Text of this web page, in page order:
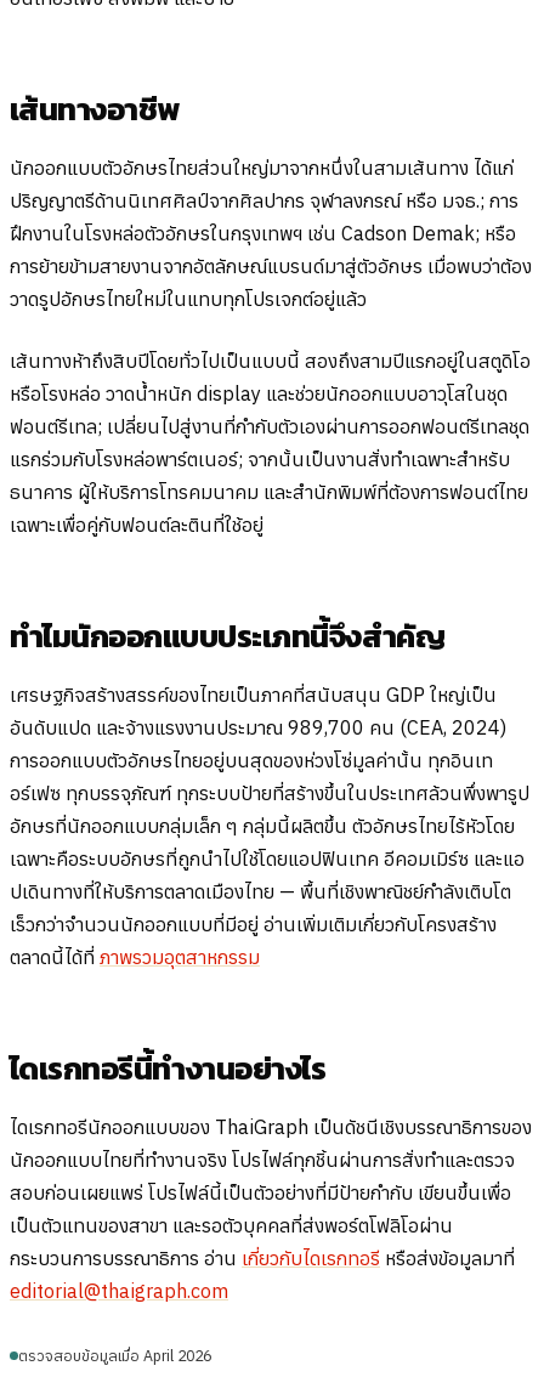
เส้นทางอาชีพ
นักออกแบบตัวอักษรไทยส่วนใหญ่มาจากหนึ่งในสามเส้นทาง ได้แก่
ปริญญาตรีด้านนิเทศศิลป์จากศิลปากร จุฬาลงกรณ์ หรือ มจธ.; การ
ฝึกงานในโรงหล่อตัวอักษรในกรุงเทพฯ เช่น Cadson Demak; หรือ
การย้ายข้ามสายงานจากอัตลักษณ์แบรนด์มาสู่ตัวอักษร เมื่อพบว่าต้อง
วาดรูปอักษรไทยใหม่ในแทบทุกโปรเจกต์อยู่แล้ว
เส้นทางห้าถึงสิบปีโดยทั่วไปเป็นแบบนี้ สองถึงสามปีแรกอยู่ในสตูดิโอ
หรือโรงหล่อ วาดน้ำหนัก display และช่วยนักออกแบบอาวุโสในชุด
ฟอนต์รีเทล; เปลี่ยนไปสู่งานที่กำกับตัวเองผ่านการออกฟอนต์รีเทลชุด
แรกร่วมกับโรงหล่อพาร์ตเนอร์; จากนั้นเป็นงานสั่งทำเฉพาะสำหรับ
ธนาคาร ผู้ให้บริการโทรคมนาคม และสำนักพิมพ์ที่ต้องการฟอนต์ไทย
เฉพาะเพื่อคู่กับฟอนต์ละตินที่ใช้อยู่
ทำไมนักออกแบบประเภทนี้จึงสำคัญ
เศรษฐกิจสร้างสรรค์ของไทยเป็นภาคที่สนับสนุน GDP ใหญ่เป็น
อันดับแปด และจ้างแรงงานประมาณ 989,700 คน (CEA, 2024)
การออกแบบตัวอักษรไทยอยู่บนสุดของห่วงโซ่มูลค่านั้น ทุกอินเท
อร์เฟซ ทุกบรรจุภัณฑ์ ทุกระบบป้ายที่สร้างขึ้นในประเทศล้วนพึ่งพารูป
อักษรที่นักออกแบบกลุ่มเล็ก ๆ กลุ่มนี้ผลิตขึ้น ตัวอักษรไทยไร้หัวโดย
เฉพาะคือระบบอักษรที่ถูกนำไปใช้โดยแอปฟินเทค อีคอมเมิร์ซ และแอ
ปเดินทางที่ให้บริการตลาดเมืองไทย — พื้นที่เชิงพาณิชย์กำลังเติบโต
เร็วกว่าจำนวนนักออกแบบที่มีอยู่ อ่านเพิ่มเติมเกี่ยวกับโครงสร้าง
ตลาดนี้ได้ที่ ภาพรวมอุตสาหกรรม
ไดเรกทอรีนี้ทำงานอย่างไร
ไดเรกทอรีนักออกแบบของ ThaiGraph เป็นดัชนีเชิงบรรณาธิการของ
นักออกแบบไทยที่ทำงานจริง โปรไฟล์ทุกชิ้นผ่านการสั่งทำและตรวจ
สอบก่อนเผยแพร่ โปรไฟล์นี้เป็นตัวอย่างที่มีป้ายกำกับ เขียนขึ้นเพื่อ
เป็นตัวแทนของสาขา และรอตัวบุคคลที่ส่งพอร์ตโฟลิโอผ่าน
กระบวนการบรรณาธิการ อ่าน เกี่ยวกับไดเรกทอรี หรือส่งข้อมูลมาที่
editorial@thaigraph.com
ตรวจสอบข้อมูลเมื่อ April 2026